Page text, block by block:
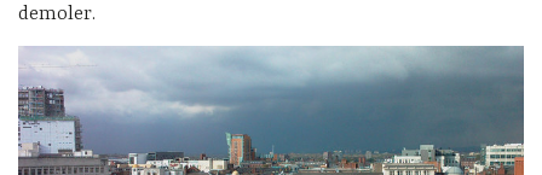
demoler.